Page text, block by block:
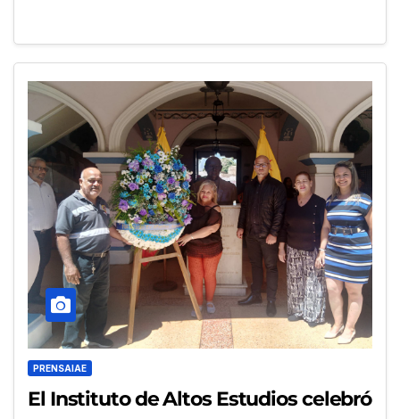
PRENSAIAE
El Instituto de Altos Estudios celebró